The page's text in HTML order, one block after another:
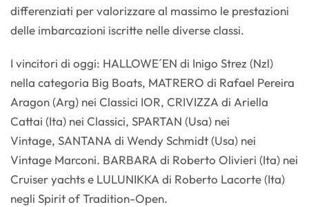
differenziati per valorizzare al massimo le prestazioni
delle imbarcazioni iscritte nelle diverse classi.
I vincitori di oggi: HALLOWE´EN di Inigo Strez (Nzl)
nella categoria Big Boats, MATRERO di Rafael Pereira
Aragon (Arg) nei Classici IOR, CRIVIZZA di Ariella
Cattai (Ita) nei Classici, SPARTAN (Usa) nei
Vintage, SANTANA di Wendy Schmidt (Usa) nei
Vintage Marconi. BARBARA di Roberto Olivieri (Ita) nei
Cruiser yachts e LULUNIKKA di Roberto Lacorte (Ita)
negli Spirit of Tradition-Open.